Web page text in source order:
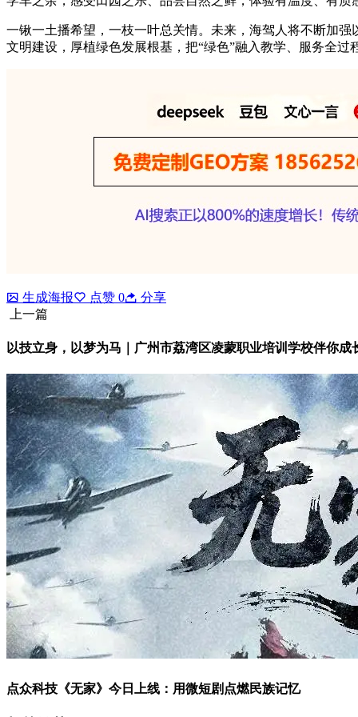
一锹一土播希望，一枝一叶总关情。未来，海驾人将不断加
文明建设，厚植绿色发展根基，把“绿色”融入教学、服务全
生成海报 点赞 0
分享
上一篇
以技立身，以梦为马｜广州市荔湾区凌蒙职业培训学校伴你成
点众科技《无家》今日上线：用微短剧点燃民族记忆